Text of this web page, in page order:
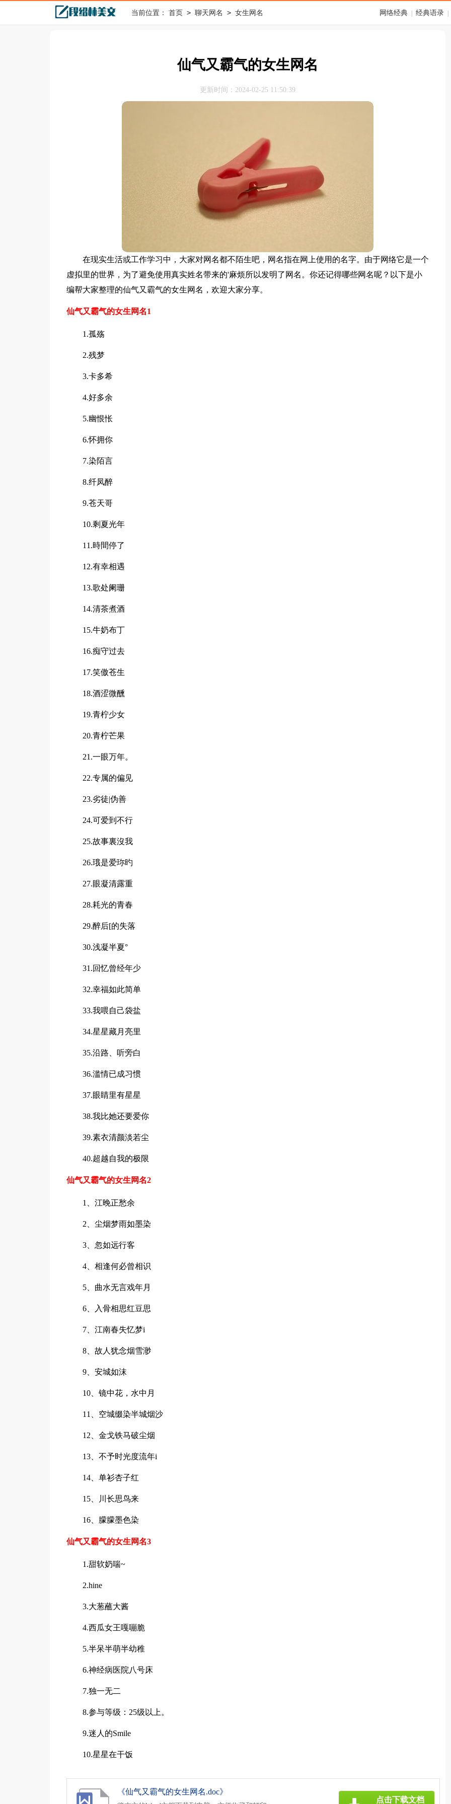
当前位置： 首页 > 聊天网名 > 女生网名 网络经典 经典语录
仙气又霸气的女生网名
更新时间：2024-02-25 11:50:39
在现实生活或工作学习中，大家对网名都不陌生吧，网名指在网上使用的名字。由于网络它是一个
虚拟里的世界，为了避免使用真实姓名带来的'麻烦所以发明了网名。你还记得哪些网名呢？以下是小
编帮大家整理的仙气又霸气的女生网名，欢迎大家分享。
仙气又霸气的女生网名1
1.孤殇
2.残梦
3.卡多希
4.好多余
5.幽恨怅
6.怀拥你
7.染陌言
8.纤凤醉
9.苍天哥
10.剩夏光年
11.時間停了
12.有幸相遇
13.歌处阑珊
14.清茶煮酒
15.牛奶布丁
16.痴守过去
17.笑傲苍生
18.酒涩微醺
19.青柠少女
20.青柠芒果
21.一眼万年。
22.专属的偏见
23.劣徒|伪善
24.可爱到不行
25.故事裏沒我
26.珴是爱珎旳
27.眼凝清露重
28.耗光的青春
29.醉后[的失落
30.浅凝半夏°
31.回忆曾经年少
32.幸福如此简单
33.我喂自己袋盐
34.星星藏月亮里
35.沿路、听旁白
36.滥情已成习惯
37.眼睛里有星星
38.我比她还要爱你
39.素衣清颜淡若尘
40.超越自我的极限
仙气又霸气的女生网名2
1、江晚正愁余
2、尘烟梦雨如墨染
3、忽如远行客
4、相逢何必曾相识
5、曲水无言戏年月
6、入骨相思红豆思
7、江南春失忆梦i
8、故人犹念烟雪渺
9、安城如沫
10、镜中花，水中月
11、空城缀染半城烟沙
12、金戈铁马破尘烟
13、不予时光度流年i
14、单衫杏子红
15、川长思鸟来
16、朦朦墨色染
仙气又霸气的女生网名3
1.甜软奶喘~
2.hine
3.大葱蘸大酱
4.西瓜女王嘎嘣脆
5.半呆半萌半幼稚
6.神经病医院八号床
7.独一无二
8.参与等级：25级以上。
9.迷人的Smile
10.星星在干饭
《仙气又霸气的女生网名.doc》
点击下载文档